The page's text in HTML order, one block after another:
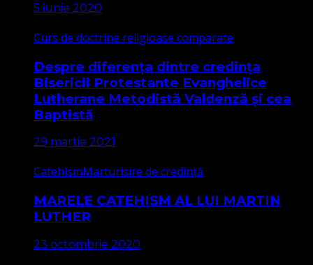
5 iunie 2020
Curs de doctrine religioase comparate
Despre diferența dintre credința
Bisericii Protestante Evanghelice
Lutherane Metodistă Valdenză și cea
Baptistă
29 martie 2021
CatehismMarturisire de credință
MARELE CATEHISM AL LUI MARTIN
LUTHER
23 octombrie 2020